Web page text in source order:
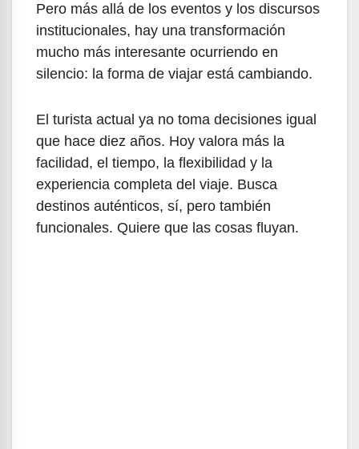
Pero más allá de los eventos y los discursos
institucionales, hay una transformación
mucho más interesante ocurriendo en
silencio: la forma de viajar está cambiando.
El turista actual ya no toma decisiones igual
que hace diez años. Hoy valora más la
facilidad, el tiempo, la flexibilidad y la
experiencia completa del viaje. Busca
destinos auténticos, sí, pero también
funcionales. Quiere que las cosas fluyan.